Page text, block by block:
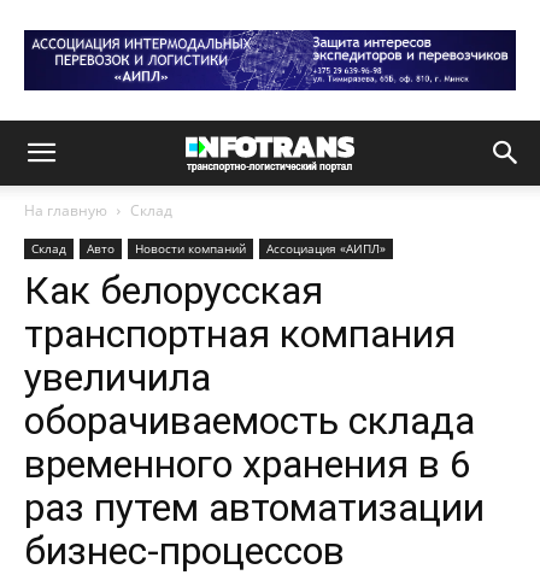
На главную Склад
Склад Авто Новости компаний Ассоциация «АИПЛ»
Как белорусская
транспортная компания
увеличила
оборачиваемость склада
временного хранения в 6
раз путем автоматизации
бизнес-процессов